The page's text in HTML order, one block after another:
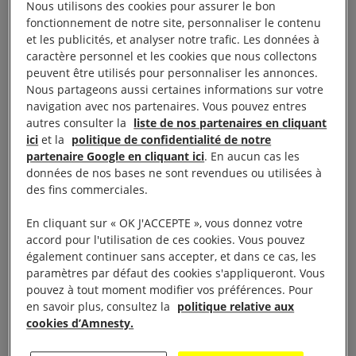
de ce camp qui accueille l’ensemble des femmes et
des enfants venus de pays tiers autres que l’Irak.
À lire aussi : En Syrie, 27 000 enfants prisonniers
abandonnés dans l’enfer du camp d’Al-Hol
Des milliers d’enfants face
à la misère
La mort d’un mineur à Al-Hol rappelle au monde de
manière glaçante les conditions éprouvantes dans
lesquelles des dizaines de milliers d’enfants vivent
Nous utilisons des cookies pour assurer le bon
fonctionnement de notre site, personnaliser le contenu
et les publicités, et analyser notre trafic. Les données à
caractère personnel et les cookies que nous collectons
peuvent être utilisés pour personnaliser les annonces.
Nous partageons aussi certaines informations sur votre
navigation avec nos partenaires. Vous pouvez entres
autres consulter la liste de nos partenaires en cliquant
ici et la politique de confidentialité de notre
partenaire Google en cliquant ici. En aucun cas les
données de nos bases ne sont revendues ou utilisées à
des fins commerciales.
En cliquant sur « OK J'ACCEPTE », vous donnez votre
accord pour l'utilisation de ces cookies. Vous pouvez
également continuer sans accepter, et dans ce cas, les
paramètres par défaut des cookies s'appliqueront. Vous
pouvez à tout moment modifier vos préférences. Pour
en savoir plus, consultez la politique relative aux
cookies d’Amnesty.